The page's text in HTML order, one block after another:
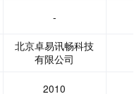
「应用内搜索」技
术索引有千万量级
的不重复应用、游
-
北京卓易讯畅科技
有限公司
2010